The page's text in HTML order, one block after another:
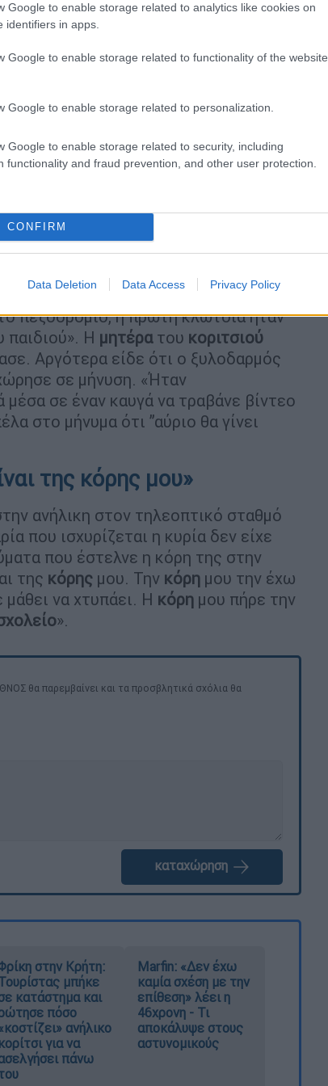
Google to enable storage related to analytics like cookies on
identifiers in apps.
Google to enable storage related to functionality of the website
Google to enable storage related to personalization.
Google to enable storage related to security, including
functionality and fraud prevention, and other user protection.
CONFIRM
Data Deletion Data Access Privacy Policy
χτυπάει ανελέητα το13χρονο
στη μέση να τις χωρίσουν. Ούτε τότε
. Κάνει για λίγο πίσω και παίρνει
κάτω. «Πήγαμε νοσοκομείο,
το χτύπαγε άτσαλα. Το έσπρωξε κάτω,
πεζοδρόμιο, η πρώτη κλωτσιά ήταν
Η μητέρατου κοριτσιού
Αργότερα είδε ότι ο ξυλοδαρμός
σε μήνυση. «Ήταν
μέσα σε έναν καυγά να τραβάνε βίντεο
στο μήνυμα ότι ”αύριο θα γίνει
της κόρης μου»
ανήλικη στον τηλεοπτικό σταθμό
που ισχυρίζεται η κυρία δεν είχε
που έστελνε η κόρη της στην
της κόρης μου. Την κόρη μου την έχω
να χτυπάει. Η κόρη μου πήρε την
».
θα παρεμβαίνει και τα προσβλητικά σχόλια θα
καταχώρηση
στην Κρήτη:
μπήκε
κατάστημα και
πόσο
ανήλικο
κορίτσι για να
πάνω
Marfin: «Δεν έχω
καμία σχέση με την
επίθεση» λέει η
46χρονη - Τι
αποκάλυψε στους
αστυνομικούς